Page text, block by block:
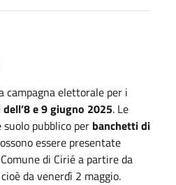
campagna elettorale per i
dell’8 e 9 giugno 2025. Le
pubblico per banchetti di
essere presentate
di Ciriéa partire da
davenerdì 2 maggio.